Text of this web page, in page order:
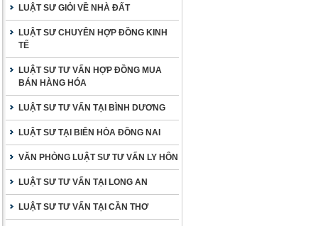
LUẬT SƯ GIỎI VỀ NHÀ ĐẤT
LUẬT SƯ CHUYÊN HỢP ĐỒNG KINH
TẾ
LUẬT SƯ TƯ VẤN HỢP ĐỒNG MUA
BÁN HÀNG HÓA
LUẬT SƯ TƯ VẤN TẠI BÌNH DƯƠNG
LUẬT SƯ TẠI BIÊN HÒA ĐỒNG NAI
VĂN PHÒNG LUẬT SƯ TƯ VẤN LY HÔN
LUẬT SƯ TƯ VẤN TẠI LONG AN
LUẬT SƯ TƯ VẤN TẠI CẦN THƠ